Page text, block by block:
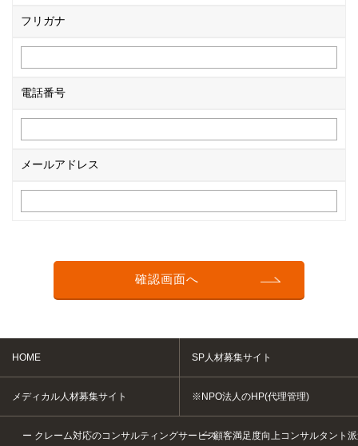
フリガナ
電話番号
メールアドレス
HOME SP人材募集サイト
メディカル人材募集サイト ※NPO法人のHP(代理管理)
クレーム対応のコンサルティングサービス顧客満足度向上コンサルタント